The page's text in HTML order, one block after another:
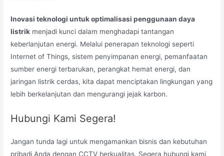
Inovasi teknologi untuk optimalisasi penggunaan daya
listrik menjadi kunci dalam menghadapi tantangan
keberlanjutan energi. Melalui penerapan teknologi seperti
Internet of Things, sistem penyimpanan energi, pemanfaatan
sumber energi terbarukan, perangkat hemat energi, dan
jaringan listrik cerdas, kita dapat menciptakan lingkungan yang
lebih berkelanjutan dan mengurangi jejak karbon.
Hubungi Kami Segera!
Jangan tunda lagi untuk mengamankan bisnis dan kebutuhan
pribadi Anda dengan CCTV berkualitas. Segera hubungi kami